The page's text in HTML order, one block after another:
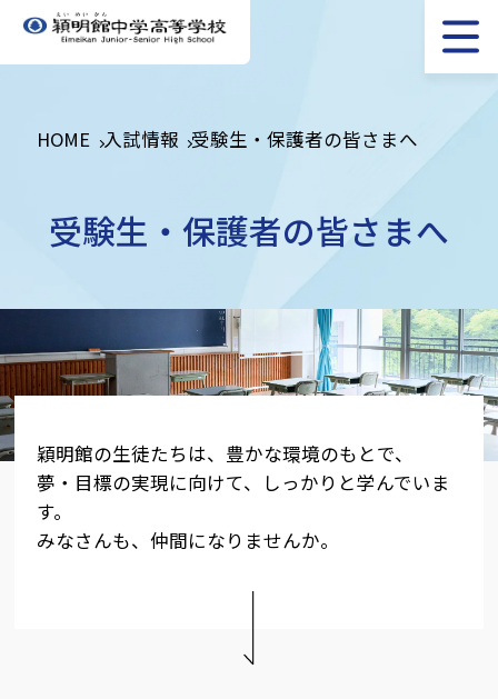
HOME 入試情報 受験生・保護者の皆さまへ
受験生・保護者の皆さまへ
穎明館の生徒たちは、豊かな環境のもとで、
夢・目標の実現に向けて、しっかりと学んでいま
す。
みなさんも、仲間になりませんか。